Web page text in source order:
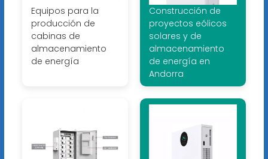
Equipos para la
producción de
cabinas de
almacenamiento
de energía
Construcción de
proyectos eólicos
solares y de
almacenamiento
de energía en
Andorra